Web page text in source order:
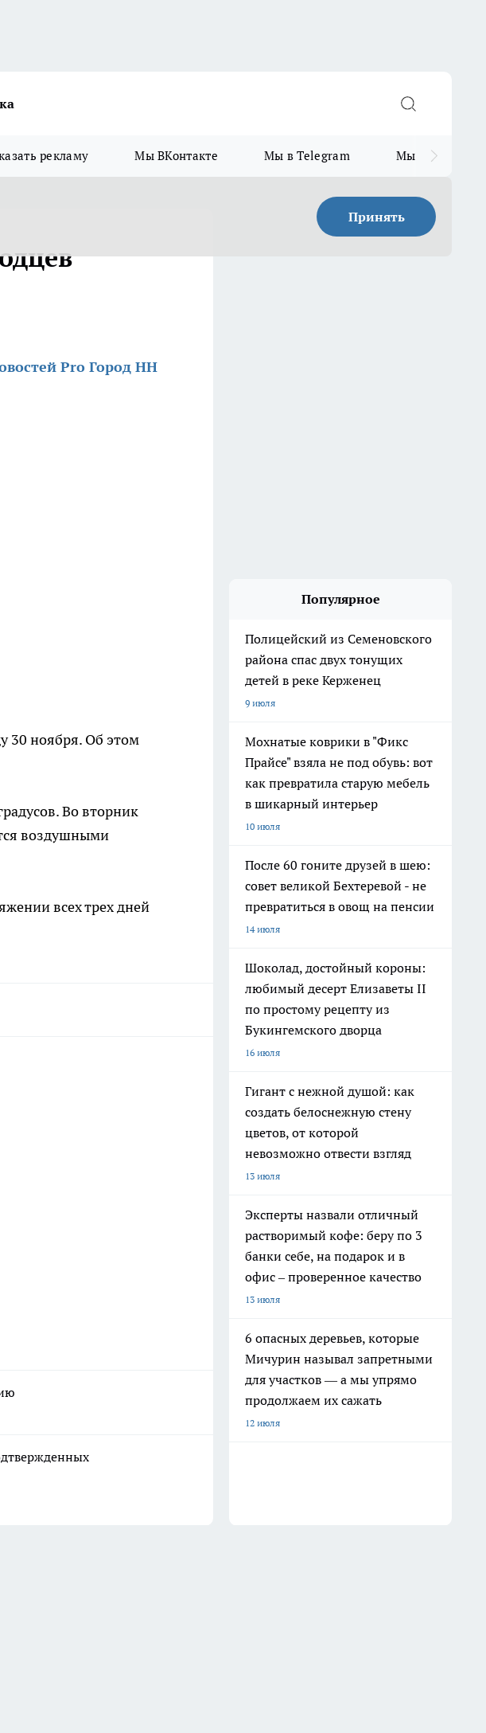
рекламу Мы ВКонтакте Мы в Telegram Мы в MAX
Принять
Pro Город НН
30 ноября. Об этом
Во вторник
воздушными
всех трех дней
Популярное
Полицейский из Семеновского
района спас двух тонущих
детей в реке Керженец
9 июля
Мохнатые коврики в "Фикс
Прайсе" взяла не под обувь: вот
как превратила старую мебель
в шикарный интерьер
10 июля
После 60 гоните друзей в шею:
совет великой Бехтеревой - не
превратиться в овощ на пенсии
14 июля
Шоколад, достойный короны:
любимый десерт Елизаветы II
по простому рецепту из
Букингемского дворца
16 июля
Гигант с нежной душой: как
создать белоснежную стену
цветов, от которой
невозможно отвести взгляд
13 июля
Эксперты назвали отличный
растворимый кофе: беру по 3
банки себе, на подарок и в
офис – проверенное качество
13 июля
6 опасных деревьев, которые
Мичурин называл запретными
для участков — а мы упрямо
продолжаем их сажать
12 июля